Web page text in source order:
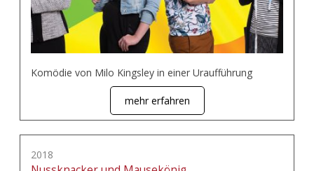
Komödie von Milo Kingsley in einer Uraufführung
mehr erfahren
2018